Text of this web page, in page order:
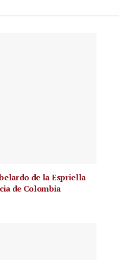
de la Espriella
de Colombia